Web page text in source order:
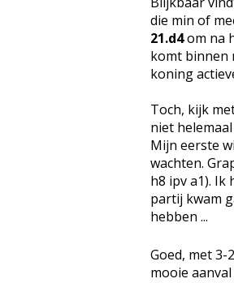
die min of
21.d4om na
komt binnen
koning
Toch, kijk
niet
Mijn eerste
wachten.
h8 ipv a1). Ik
partij kwam
hebben ...
Goed, met 3-
mooie